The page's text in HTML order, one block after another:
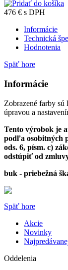
476 € s DPH
Informácie
Technická
Hodnotenia
Späť hore
Informácie
Zobrazené farby
úpravou a
Tento výrobok je
podľa osobitných
ods. 6, písm. c)
odstúpiť od
buk - priebežná
Späť hore
Akcie
Novinky
Oddelenia